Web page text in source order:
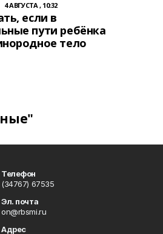
4 АВГУСТА , 10:32
если в
пути ребёнка
тело
Телефон
(34767) 67535
Эл. почта
on@rbsmi.ru
Адрес